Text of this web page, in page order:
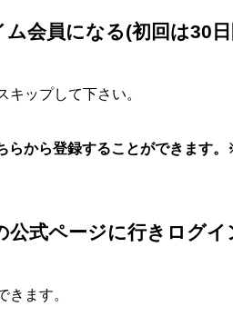
会員になる(初回は30
ップして下さい。
から登録することができます。
式ページに行きログイ
ます。